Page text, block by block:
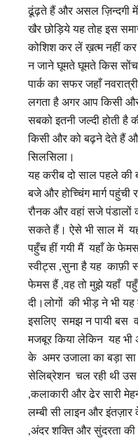
ढूंढ़ते हैं और असल ज़िन्दगी
खैर छोड़िये यह तोह इस
कोशिश कर लें ख़त्म नहीं कर
न जाने घूमते घूमते किस
पार्क का सफर जहाँ
लगता है अगर आप किसी
सबको इतनी जल्दी होती
किसी और को बढ़ने देते हैं
सिलसिला।
यह करीब दो साल पहले की
बजे और होच्चिंग मार्ग
रौनक और वहां सजे पंडालों
सकते हैं। ऐसे भी साल में यह
पहुँच हीं गयी मैं यहाँ के
स्वीट्स ,सुना है यह काफ़ी
फेमस हैं ,वह तो मुझे यहाँ
दी।लोगों की भीड़ ने भी यह
इसलिए समझ न पायी बस
मजबूर किया लेकिन यह भी
के अमर उजाला का बड़ा
सेलिब्रेशन चल रही थी उस
,कलाकारी और ढेर सारी
लम्बी सी लाइन और
,अंदर शक्ति और सुंदरता